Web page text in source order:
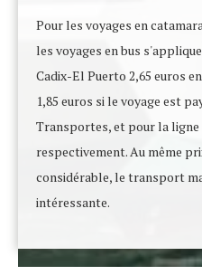
Pour les voyages en
les voyages en bus
Cadix-El Puerto 2,65 euros
1,85 euros si le voyage est
Transportes, et pour la ligne
respectivement. Au même
considérable, le transport
intéressante.